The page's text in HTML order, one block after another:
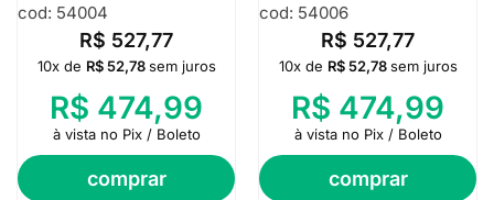
cod: 54004
R$ 527,77
comprar
10x de R$52,78 sem juros
R$ 474,99
à vista no Pix / Boleto
cod: 54006
R$ 527,77
comprar
10x de R$52,78 sem juros
R$ 474,99
à vista no Pix / Boleto